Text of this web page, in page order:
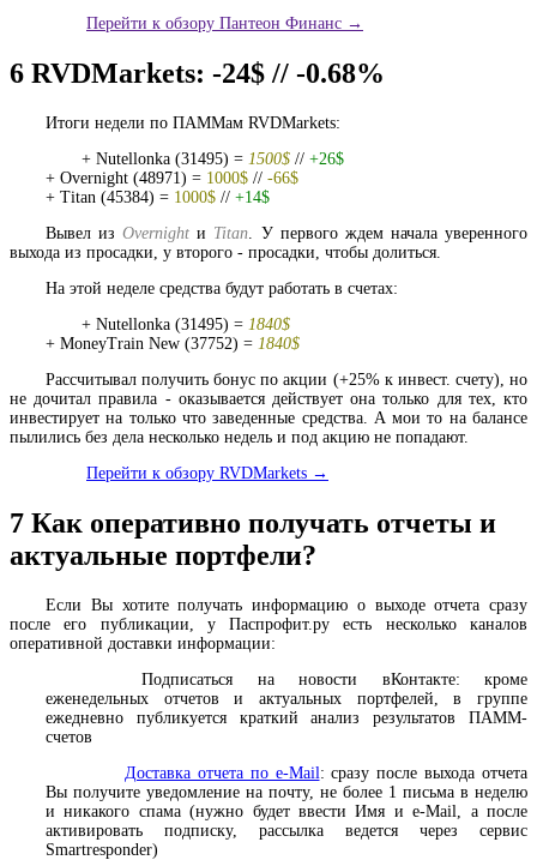
Перейти к обзору Пантеон Финанс →
6 RVDMarkets: -24$ // -0.68%
Итоги недели по ПАММам RVDMarkets:
+ Nutellonka (31495) = 1500$ // +26$
+ Overnight (48971) = 1000$ // -66$
+ Titan (45384) = 1000$ // +14$
Вывел изOvernight и Titan . У первого ждем начала уверенного
выхода из просадки, у второго - просадки, чтобы долиться.
На этой неделе средства будут работать в счетах:
+ Nutellonka (31495) = 1840$
+ MoneyTrain New (37752) = 1840$
Рассчитывал получить бонус по акции (+25% к инвест. счету), но
не дочитал правила - оказывается действует она только для тех, кто
инвестирует на только что заведенные средства. А мои то на балансе
пылились без дела несколько недель и под акцию не попадают.
Перейти к обзору RVDMarkets →
7 Как оперативно получать отчеты и
актуальные портфели?
Если Вы хотите получать информацию о выходе отчета сразу
после его публикации, у Паспрофит.ру есть несколько каналов
оперативной доставки информации:
Подписаться на новости вКонтакте: кроме
еженедельных отчетов и актуальных портфелей, в группе
ежедневно публикуется краткий анализ результатов ПАММ-
счетов
Доставка отчета по e-Mail : сразу после выхода отчета
Вы получите уведомление на почту, не более 1 письма в неделю
и никакого спама (нужно будет ввести Имя и e-Mail, а после
активировать подписку, рассылка ведется через сервис
Smartresponder)